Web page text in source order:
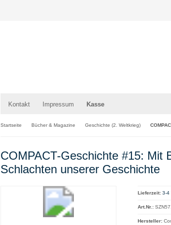
Kontakt Impressum Kasse
Startseite Bücher & Magazine Geschichte (2. Weltkrieg)
COMPACT-Geschichte #15: Mit
Schlachten unserer Geschichte
Lieferzeit: 3-4
Art.Nr.:
Hersteller: